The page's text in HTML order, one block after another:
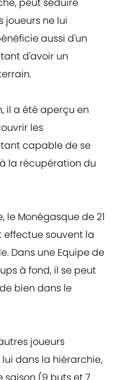
peut séduire
joueurs ne lui
aussi d'un
d'avoir un
il a été aperçu en
les
capable de se
la récupération du
le Monégasque de 21
effectue souvent la
Dans une Equipe de
à fond, il se peut
bien dans le
joueurs
dans la hiérarchie,